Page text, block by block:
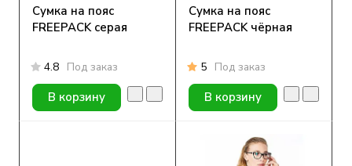
Сумка на пояс
FREEPACK серая
4.8 Под заказ
В корзину
Сумка на пояс
FREEPACK чёрная
5 Под заказ
В корзину